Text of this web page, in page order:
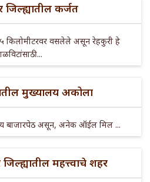
कर्जत
किलोमीटरवर वसलेले असून रेहकुरी हे
...
मुख्यालय अकोला
बाजारपेठ असून, अनेक ऑईल मिल ...
महत्त्वाचे शहर